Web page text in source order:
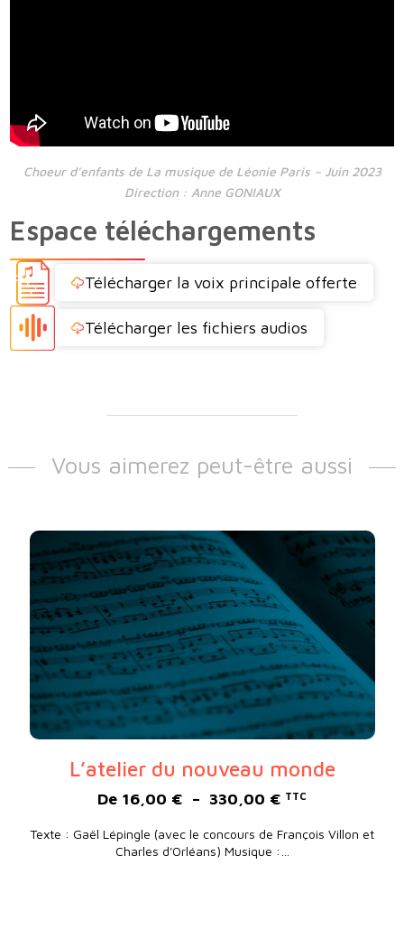
Choeur d’enfants de La musique de Léonie Paris – Juin 2023
Direction : Anne GONIAUX
Espace téléchargements
Télécharger la voix principale offerte
Télécharger les fichiers audios
Vous aimerez peut-être aussi
L’atelier du nouveau monde
De 16,00 € – 330,00 € Plage de prix :
TTC
Texte : Gaël Lépingle (avec le concours de François Villon et
Charles d'Orléans) Musique :…